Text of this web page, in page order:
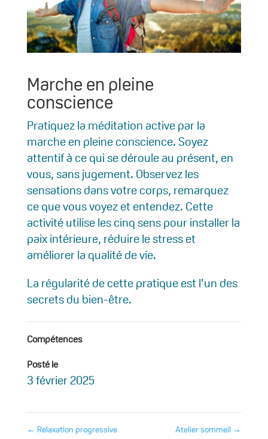
Marche en pleine
conscience
Pratiquez la méditation active par la
marche en pleine conscience. Soyez
attentif à ce qui se déroule au présent, en
vous, sans jugement. Observez les
sensations dans votre corps, remarquez
ce que vous voyez et entendez. Cette
activité utilise les cinq sens pour installer la
paix intérieure, réduire le stress et
améliorer la qualité de vie.
La régularité de cette pratique est l’un des
secrets du bien-être.
Compétences
Posté le
3 février 2025
← Relaxation progressive Atelier sommeil →